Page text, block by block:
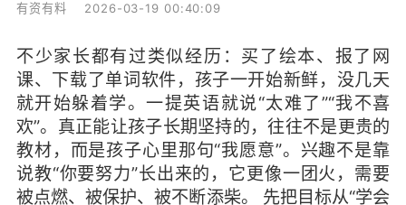
有资有料 2026-03-19 00:40:09
不少家长都有过类似经历：买了绘本、报了网
课、下载了单词软件，孩子一开始新鲜，没几天
就开始躲着学。一提英语就说“太难了”“我不喜
欢”。真正能让孩子长期坚持的，往往不是更贵的
教材，而是孩子心里那句“我愿意”。兴趣不是靠
说教“你要努力”长出来的，它更像一团火，需要
被点燃、被保护、被不断添柴。 先把目标从“学会